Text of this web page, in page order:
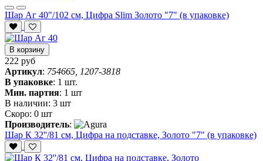
Шар Аг 40"/102 см, Цифра Slim Золото "7" (в упаковке)
В корзину
222 руб
Артикул: 754665, 1207-3818
В упаковке: 1 шт.
Мин. партия: 1 шт
В наличии: 3 шт
Скоро: 0 шт
Производитель:
Шар К 32''/81 см, Цифра на подставке, Золото "7" (в упаковке)